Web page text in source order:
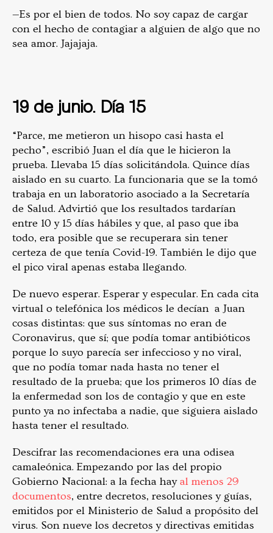
—Es por el bien de todos. No soy capaz de cargar
con el hecho de contagiar a alguien de algo que no
sea amor. Jajajaja.
19 de junio. Día 15
“Parce, me metieron un hisopo casi hasta el
pecho”, escribió Juan el día que le hicieron la
prueba. Llevaba 15 días solicitándola. Quince días
aislado en su cuarto. La funcionaria que se la tomó
trabaja en un laboratorio asociado a la Secretaría
de Salud. Advirtió que los resultados tardarían
entre 10 y 15 días hábiles y que, al paso que iba
todo, era posible que se recuperara sin tener
certeza de que tenía Covid-19. También le dijo que
el pico viral apenas estaba llegando.
De nuevo esperar. Esperar y especular. En cada cita
virtual o telefónica los médicos le decían a Juan
cosas distintas: que sus síntomas no eran de
Coronavirus, que sí; que podía tomar antibióticos
porque lo suyo parecía ser infeccioso y no viral,
que no podía tomar nada hasta no tener el
resultado de la prueba; que los primeros 10 días de
la enfermedad son los de contagio y que en este
punto ya no infectaba a nadie, que siguiera aislado
hasta tener el resultado.
Descifrar las recomendaciones era una odisea
camaleónica. Empezando por las del propio
Gobierno Nacional: a la fecha hayal menos 29
documentos, entre decretos, resoluciones y guías,
emitidos por el Ministerio de Salud a propósito del
virus. Son nueve los decretos y directivas emitidas